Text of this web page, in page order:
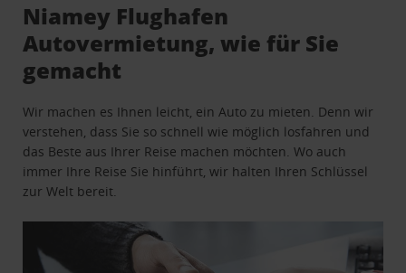
Niamey Flughafen
Autovermietung, wie für Sie
gemacht
Wir machen es Ihnen leicht, ein Auto zu mieten. Denn wir
verstehen, dass Sie so schnell wie möglich losfahren und
das Beste aus Ihrer Reise machen möchten. Wo auch
immer Ihre Reise Sie hinführt, wir halten Ihren Schlüssel
zur Welt bereit.